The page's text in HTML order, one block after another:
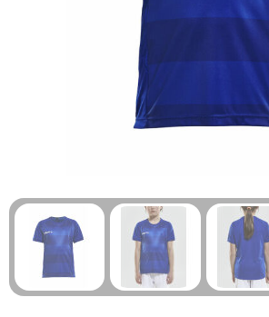
Technologie & Gadgets
Outdoor & Vrije tijd
Pennen & Schrijfwaren
Gezondheid & Welzijn
Eten & Drinken